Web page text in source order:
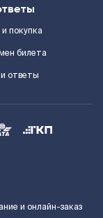
покупка
билета
ответы
и онлайн-заказ